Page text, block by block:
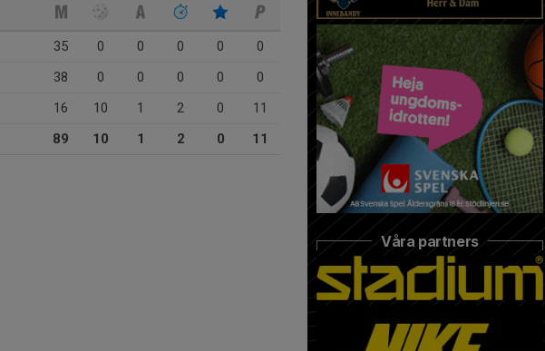
35 0 0 0 0
0
38 0 0 0 0
0
16 10 1 2 0
11
89 10 1 2 0 11
Våra partners